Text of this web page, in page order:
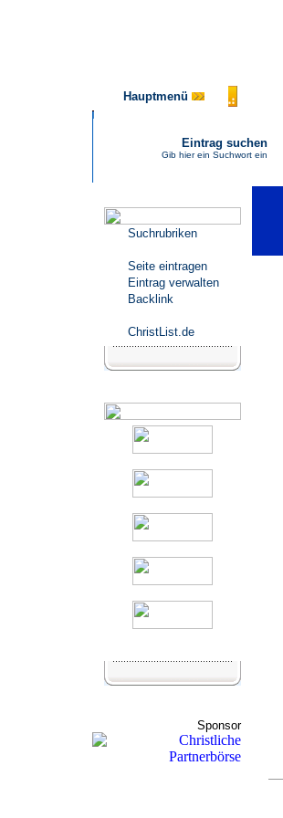
Hauptmenü
Eintrag suchen
Gib hier ein Suchwort ein
Suchrubriken
Seite eintragen
Eintrag verwalten
Backlink
ChristList.de
Sponsor